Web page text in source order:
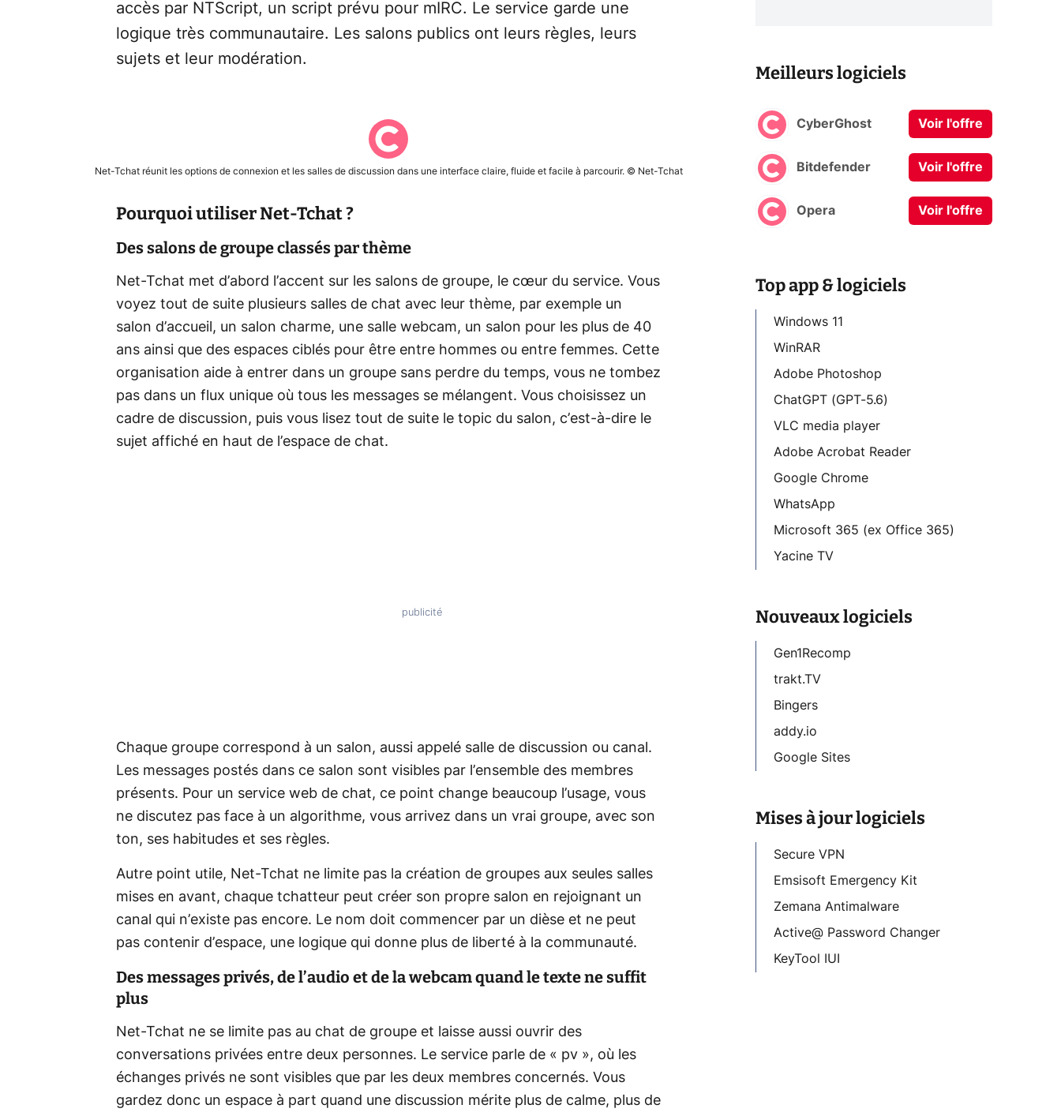
accès par NTScript, un script prévu pour mIRC. Le service garde une
logique très communautaire. Les salons publics ont leurs règles, leurs
sujets et leur modération.
Net-Tchat réunit les options de connexion et les salles de discussion dans une interface claire, fluide et facile à parcourir. © Net-Tchat
Pourquoi utiliser Net-Tchat ?
Des salons de groupe classés par thème
Net-Tchat met d’abord l’accent sur les salons de groupe, le cœur du service. Vous
voyez tout de suite plusieurs salles de chat avec leur thème, par exemple un
salon d’accueil, un salon charme, une salle webcam, un salon pour les plus de 40
ans ainsi que des espaces ciblés pour être entre hommes ou entre femmes. Cette
organisation aide à entrer dans un groupe sans perdre du temps, vous ne tombez
pas dans un flux unique où tous les messages se mélangent. Vous choisissez un
cadre de discussion, puis vous lisez tout de suite le topic du salon, c’est-à-dire le
sujet affiché en haut de l’espace de chat.
Chaque groupe correspond à un salon, aussi appelé salle de discussion ou canal.
Les messages postés dans ce salon sont visibles par l’ensemble des membres
présents. Pour un service web de chat, ce point change beaucoup l’usage, vous
ne discutez pas face à un algorithme, vous arrivez dans un vrai groupe, avec son
ton, ses habitudes et ses règles.
Autre point utile, Net-Tchat ne limite pas la création de groupes aux seules salles
mises en avant, chaque tchatteur peut créer son propre salon en rejoignant un
canal qui n’existe pas encore. Le nom doit commencer par un dièse et ne peut
pas contenir d’espace, une logique qui donne plus de liberté à la communauté.
Des messages privés, de l’audio et de la webcam quand le texte ne suffit
plus
Net-Tchat ne se limite pas au chat de groupe et laisse aussi ouvrir des
conversations privées entre deux personnes. Le service parle de « pv », où les
échanges privés ne sont visibles que par les deux membres concernés. Vous
gardez donc un espace à part quand une discussion mérite plus de calme, plus de
Meilleurs logiciels
CyberGhost Voir l'offre
Bitdefender Voir l'offre
Opera Voir l'offre
Top app & logiciels
Windows 11
WinRAR
Adobe Photoshop
ChatGPT (GPT-5.6)
VLC media player
Adobe Acrobat Reader
Google Chrome
WhatsApp
Microsoft 365 (ex Office 365)
Yacine TV
Nouveaux logiciels
Gen1Recomp
trakt.TV
Bingers
addy.io
Google Sites
Mises à jour logiciels
Secure VPN
Emsisoft Emergency Kit
Zemana Antimalware
Active@ Password Changer
KeyTool IUI